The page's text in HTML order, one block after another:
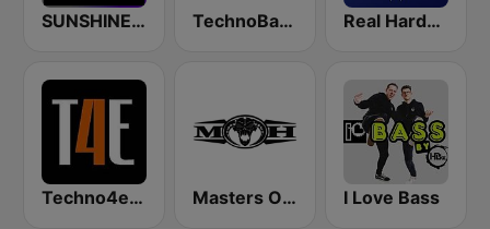
SUNSHINE LIVE - Hardtechno TechnoBase.FM Real Hardstyle
Techno4ever Club Masters Of Hardcore I Love Bass